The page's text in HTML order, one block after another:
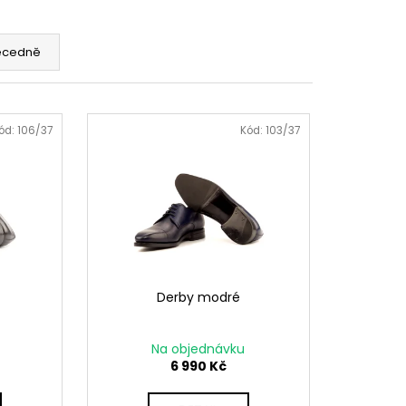
106/37
Derby modré
Na objednávku
6 990 Kč
Kód: 103/37